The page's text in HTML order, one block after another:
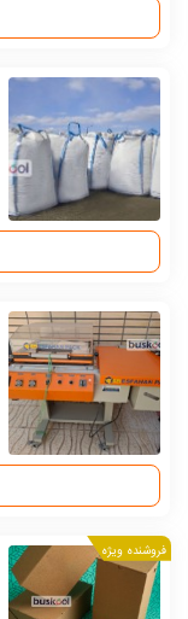
فروشنده ویژه